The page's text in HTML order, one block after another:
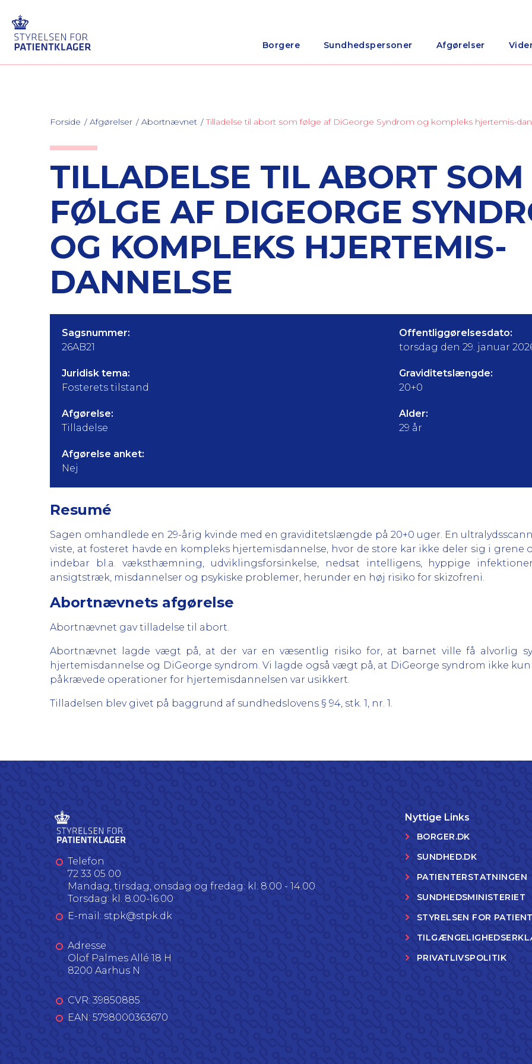
Borgere Sundhedspersoner Afgørelser
Forside Afgørelser Abortnævnet Tilladelse til abort som følge af DiGeorge Syndrom og kompleks hjertemis-
TILLADELSE TIL ABORT SOM
FØLGE AF DIGEORGE
OG KOMPLEKS HJERTEMIS-
DANNELSE
Sagsnummer:
26AB21
Offentliggørelsesdato:
torsdag den 29. januar
Juridisk tema:
Fosterets tilstand
Graviditetslængde:
20+0
Afgørelse:
Tilladelse
Alder:
29 år
Afgørelse anket:
Nej
Resumé
Sagen omhandlede en 29-årig kvinde med en graviditetslængde på 20+0 uger. En
viste, at fosteret havde en kompleks hjertemisdannelse, hvor de store kar ikke deler sig i grene
indebar bl.a. væksthæmning, udviklingsforsinkelse, nedsat intelligens, hyppige
ansigtstræk, misdannelser og psykiske problemer, herunder en høj risiko for skizofreni.
Abortnævnets afgørelse
Abortnævnet gav tilladelse til abort.
Abortnævnet lagde vægt på, at der var en væsentlig risiko for, at barnet ville få alvorlig
hjertemisdannelse og DiGeorge syndrom. Vi lagde også vægt på, at DiGeorge syndrom ikke
påkrævede operationer for hjertemisdannelsen var usikkert.
Tilladelsen blev givet på baggrund af sundhedslovens § 94, stk. 1, nr. 1.
Telefon
72 33 05 00
Mandag, tirsdag, onsdag og fredag: kl. 8.00 - 14.00
Torsdag: kl. 8.00-16.00
E-mail: stpk@stpk.dk
Adresse
Olof Palmes Allé 18 H
8200 Aarhus N
CVR: 39850885
EAN: 5798000363670
Nyttige Links
BORGER.DK
SUNDHED.DK
PATIENTERSTATNINGEN
SUNDHEDSMINISTERIET
STYRELSEN FOR
PRIVATLIVSPOLITIK